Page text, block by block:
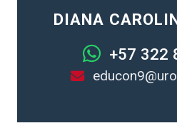
DIANA
+57 322